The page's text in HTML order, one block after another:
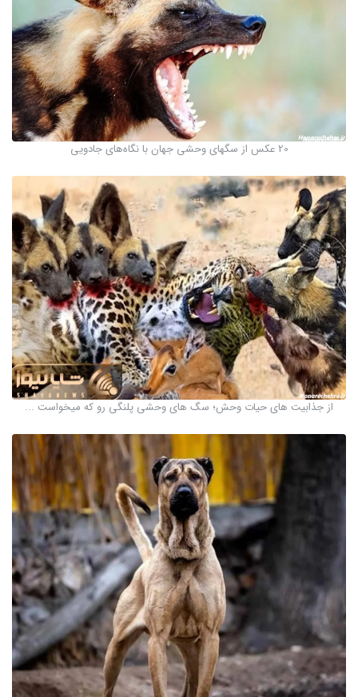
20 عکس از سگهای وحشی جهان با نگاه‌های جادویی
از جذابیت های حیات وحش؛ سگ های وحشی پلنگی رو که میخواست ...